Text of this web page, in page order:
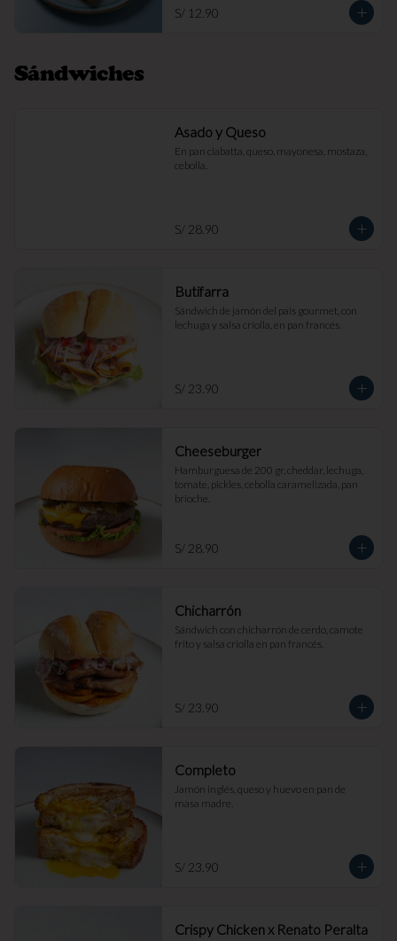
S/ 12.90
Sándwiches
Asado y Queso
En pan ciabatta, queso, mayonesa, mostaza,
cebolla.
S/ 28.90
Butifarra
Sándwich de jamón del país gourmet, con
lechuga y salsa criolla, en pan francés.
S/ 23.90
Cheeseburger
Hamburguesa de 200 gr, cheddar, lechuga,
tomate, pickles, cebolla caramelizada, pan
brioche.
S/ 28.90
Chicharrón
Sándwich con chicharrón de cerdo, camote
frito y salsa criolla en pan francés.
S/ 23.90
Completo
Jamón inglés, queso y huevo en pan de
masa madre.
S/ 23.90
Crispy Chicken x Renato Peralta